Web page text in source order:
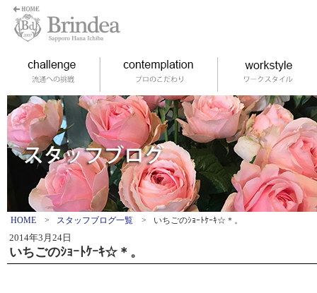
HOME > スタッフブログ一覧 > いちごのｼｮｰﾄｹｰｷ☆＊。
2014年3月24日
いちごのｼｮｰﾄｹｰｷ☆＊。